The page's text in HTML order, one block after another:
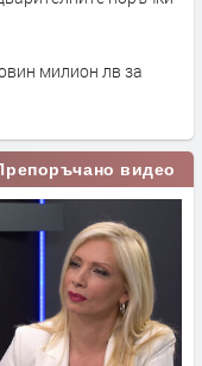
милион лв за
видео